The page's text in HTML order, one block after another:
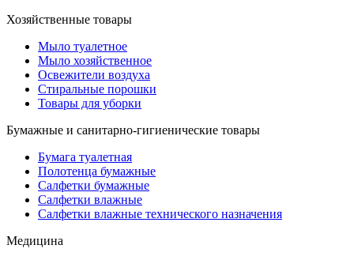
Хозяйственные товары
Мыло туалетное
Мыло хозяйственное
Освежители воздуха
Стиральные порошки
Товары для уборки
Бумажные и санитарно-гигиенические товары
Бумага туалетная
Полотенца бумажные
Салфетки бумажные
Салфетки влажные
Салфетки влажные технического назначения
Медицина